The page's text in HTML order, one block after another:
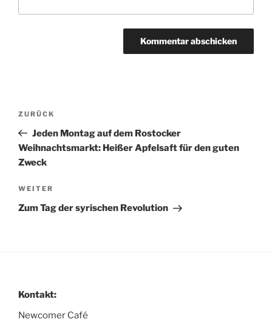
Beitragsnavigation
Vorheriger
Beitrag
ZURÜCK
Jeden Montag auf dem Rostocker
Weihnachtsmarkt: Heißer Apfelsaft für den guten
Zweck
Nächster
Beitrag
WEITER
Zum Tag der syrischen Revolution
Kontakt:
Newcomer Café